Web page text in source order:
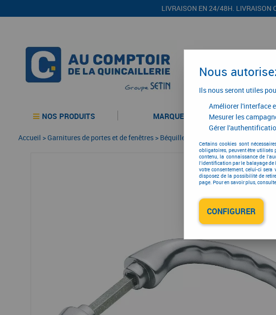
LIVRAISON EN 24/48H. LIVRAISON
NOS PRODUITS MARQUES
Accueil >Garnitures de portes et de fenêtres > Béquille double
Nous
Ils nous seront utiles
Améliorer l'interface
Mesurer les
Gérer
Certains cookies sont
obligatoires, peuvent être utilisés
contenu, la connaissance de
l'identification par le balayage de
votre consentement, celui-ci
disposez de la possibilité de
page. Pour en savoir plus,
CONFIGURER